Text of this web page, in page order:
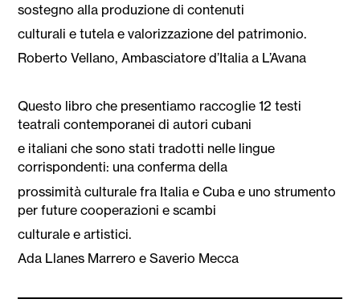
sostegno alla produzione di contenuti
culturali e tutela e valorizzazione del patrimonio.
Roberto Vellano, Ambasciatore d’Italia a L’Avana
Questo libro che presentiamo raccoglie 12 testi
teatrali contemporanei di autori cubani
e italiani che sono stati tradotti nelle lingue
corrispondenti: una conferma della
prossimità culturale fra Italia e Cuba e uno strumento
per future cooperazioni e scambi
culturale e artistici.
Ada Llanes Marrero e Saverio Mecca